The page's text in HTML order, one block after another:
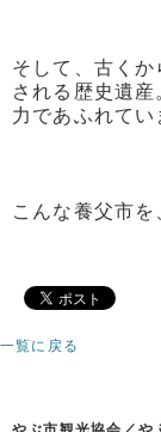
そして、古く
される歴史遺
力であふれてい
こんな養父市を
一覧に戻る